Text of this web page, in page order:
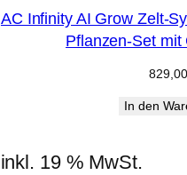
AC Infinity AI Grow Zelt-
Pflanzen-Set mit
829,00
In den
inkl. 19 % MwSt.